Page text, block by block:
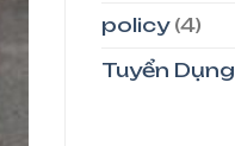
policy(4)
Tuyển Dụng